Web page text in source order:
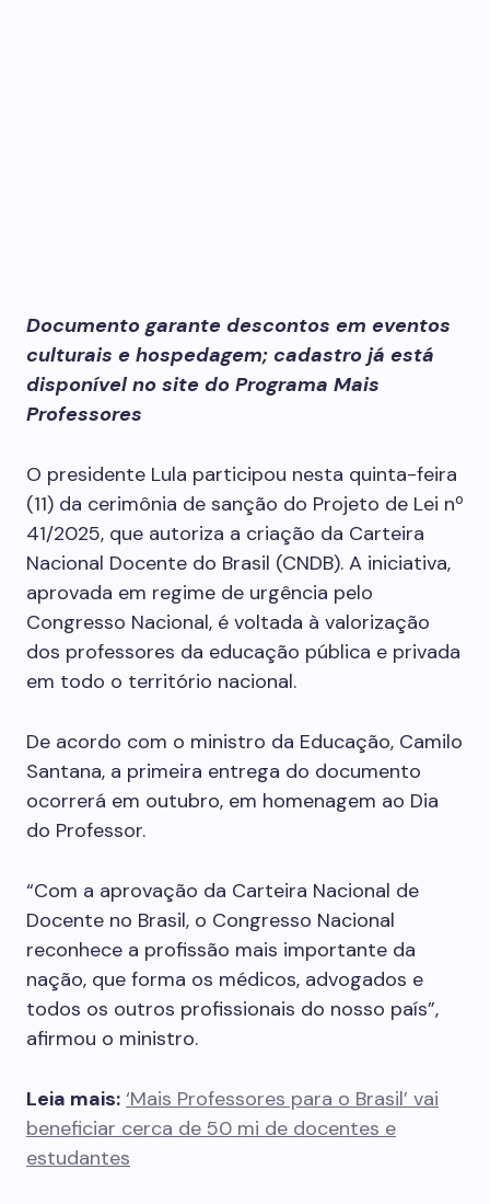
Documento garante descontos em eventos
culturais e hospedagem; cadastro já está
disponível no site do Programa Mais
Professores
O presidente Lula participou nesta quinta-feira
(11) da cerimônia de sanção do Projeto de Lei nº
41/2025, que autoriza a criação da Carteira
Nacional Docente do Brasil (CNDB). A iniciativa,
aprovada em regime de urgência pelo
Congresso Nacional, é voltada à valorização
dos professores da educação pública e privada
em todo o território nacional.
De acordo com o ministro da Educação, Camilo
Santana, a primeira entrega do documento
ocorrerá em outubro, em homenagem ao Dia
do Professor.
“Com a aprovação da Carteira Nacional de
Docente no Brasil, o Congresso Nacional
reconhece a profissão mais importante da
nação, que forma os médicos, advogados e
todos os outros profissionais do nosso país”,
afirmou o ministro.
Leia mais: ‘Mais Professores para o Brasil’ vai
beneficiar cerca de 50 mi de docentes e
estudantes